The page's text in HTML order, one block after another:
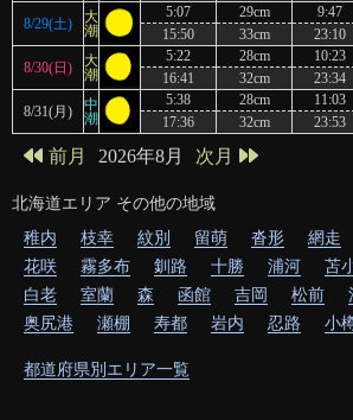
8/29(土)
大
潮
5:07 29cm 9:47
15:50
33cm 23:10
8/30(日)
大
潮
5:22 28cm 10:23
16:41
32cm 23:34
8/31(月)
中
潮
5:38 28cm 11:03
17:36
32cm 23:53
前月 2026年8月 次月
北海道エリア その他の地域
稚内
枝幸 紋別 留萌 沓形 網走
花咲
霧多布 釧路 十勝 浦河 苫
白老
室蘭 森 函館 吉岡 松前
奥尻港
瀬棚 寿都 岩内 忍路 小
都道府県別エリア一覧